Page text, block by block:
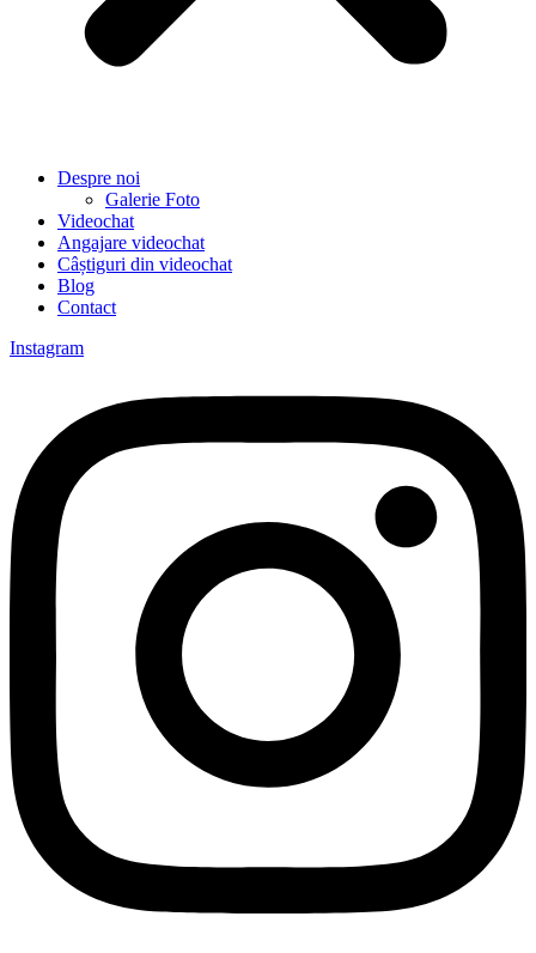
Despre noi
Galerie Foto
Videochat
Angajare videochat
Câștiguri din videochat
Blog
Contact
Instagram